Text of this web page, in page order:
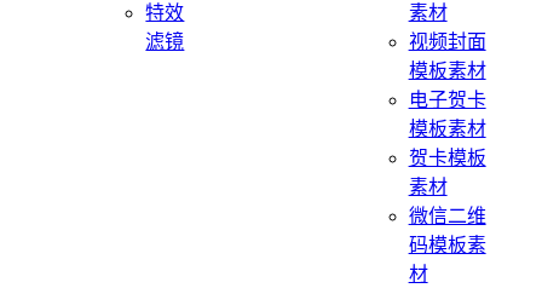
特效
滤镜
素材
视频封面
模板素材
电子贺卡
模板素材
贺卡模板
素材
微信二维
码模板素
材